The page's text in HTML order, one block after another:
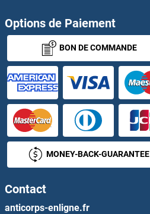
IgG3 Anticorps
IgH Anticorps
IGHG1 Anticorps
IGHMBP2 Anticorps
IGIP Anticorps
IGJ Anticorps
IGKV1-27 Anticorps
Options de Paiement
BON DE COMMANDE
MONEY-BACK-GUARANTEE
Contact
anticorps-enligne.fr